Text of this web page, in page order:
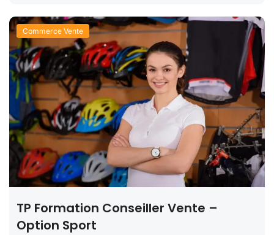
Commerce Vente
TP Formation Conseiller Vente –
Option Sport